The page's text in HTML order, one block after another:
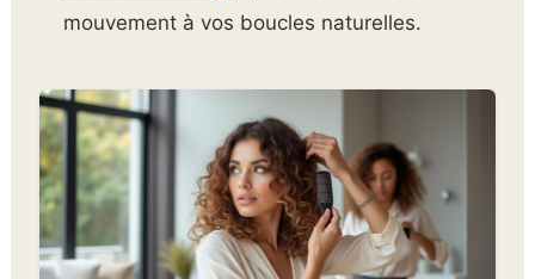
mouvement à vos boucles naturelles.